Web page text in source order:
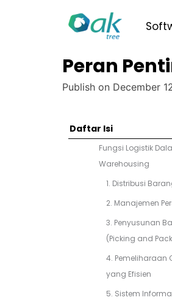
Peran
Publish on December
Daftar Isi
Fungsi Logistik
Warehousing
1. Distribusi
2. Manajemen
3. Penyusunan
(Picking and
4. Pemeliharaan
yang Efisien
5. Sistem